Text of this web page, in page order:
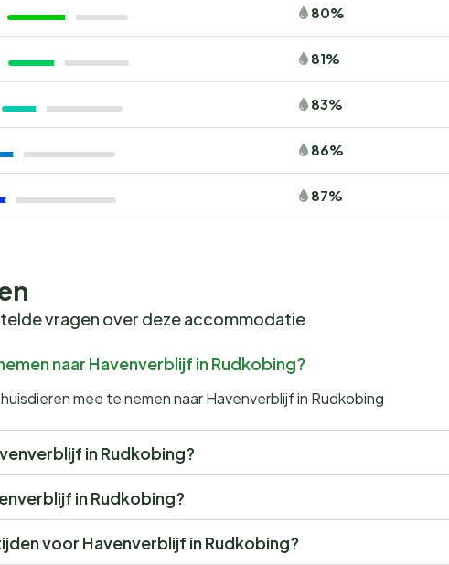
80%
81%
83%
86%
87%
vragen over deze accommodatie
naar Havenverblijf in Rudkobing?
mee te nemen naar Havenverblijf in Rudkobing
in Rudkobing?
in Rudkobing?
voor Havenverblijf in Rudkobing?